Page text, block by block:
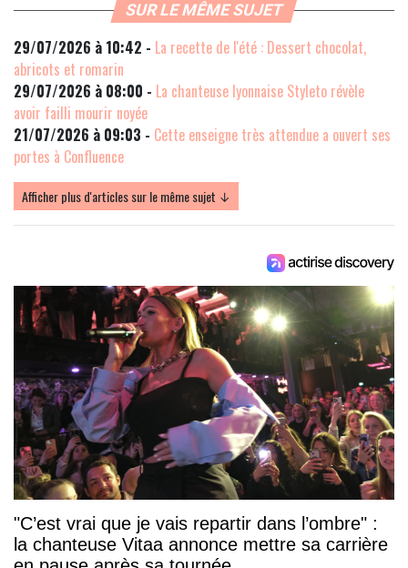
SUR LE MÊME SUJET
29/07/2026 à 10:42 - La recette de l'été : Dessert chocolat,
abricots et romarin
29/07/2026 à 08:00 - La chanteuse lyonnaise Styleto révèle
avoir failli mourir noyée
21/07/2026 à 09:03 - Cette enseigne très attendue a ouvert ses
portes à Confluence
Afficher plus d'articles sur le même sujet ↓
"C’est vrai que je vais repartir dans l’ombre" :
la chanteuse Vitaa annonce mettre sa carrière